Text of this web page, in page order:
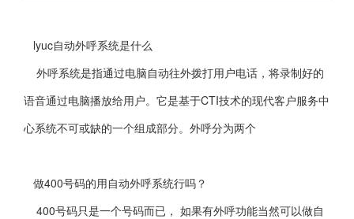
lyuc自动外呼系统是什么
外呼系统是指通过电脑自动往外拨打用户电话，将录制好的
语音通过电脑播放给用户。它是基于CTI技术的现代客户服务中
心系统不可或缺的一个组成部分。外呼分为两个
做400号码的用自动外呼系统行吗？
400号码只是一个号码而已， 如果有外呼功能当然可以做自